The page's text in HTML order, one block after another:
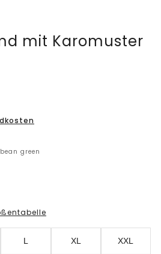
mit Karomuster
green
L XL XXL